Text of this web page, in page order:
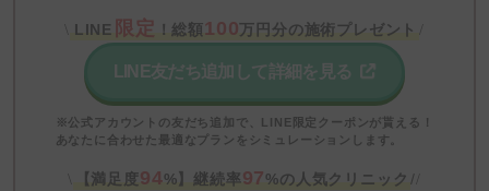
LINE 限定 ！総額100万円分の施術プレゼント
LINE友だち追加して詳細を見る
※公式アカウントの友だち追加で、LINE限定クーポンが貰える！
あなたに合わせた最適なプランをシミュレーションします。
【満足度94%】継続率97%の人気クリニック /